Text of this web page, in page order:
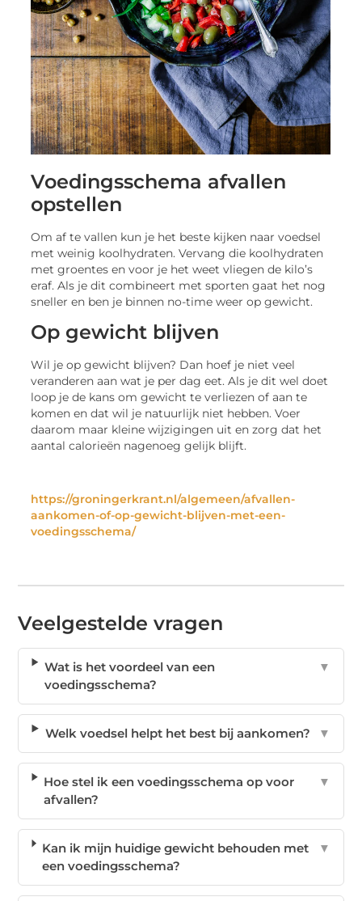
Voedingsschema afvallen
opstellen
Om af te vallen kun je het beste kijken naar voedsel
met weinig koolhydraten. Vervang die koolhydraten
met groentes en voor je het weet vliegen de kilo’s
eraf. Als je dit combineert met sporten gaat het nog
sneller en ben je binnen no-time weer op gewicht.
Op gewicht blijven
Wil je op gewicht blijven? Dan hoef je niet veel
veranderen aan wat je per dag eet. Als je dit wel doet
loop je de kans om gewicht te verliezen of aan te
komen en dat wil je natuurlijk niet hebben. Voer
daarom maar kleine wijzigingen uit en zorg dat het
aantal calorieën nagenoeg gelijk blijft.
https://groningerkrant.nl/algemeen/afvallen-
aankomen-of-op-gewicht-blijven-met-een-
voedingsschema/
Veelgestelde vragen
Wat is het voordeel van een
voedingsschema?
▼
Welk voedsel helpt het best bij aankomen? ▼
Hoe stel ik een voedingsschema op voor
afvallen?
▼
Kan ik mijn huidige gewicht behouden met
een voedingsschema?
▼